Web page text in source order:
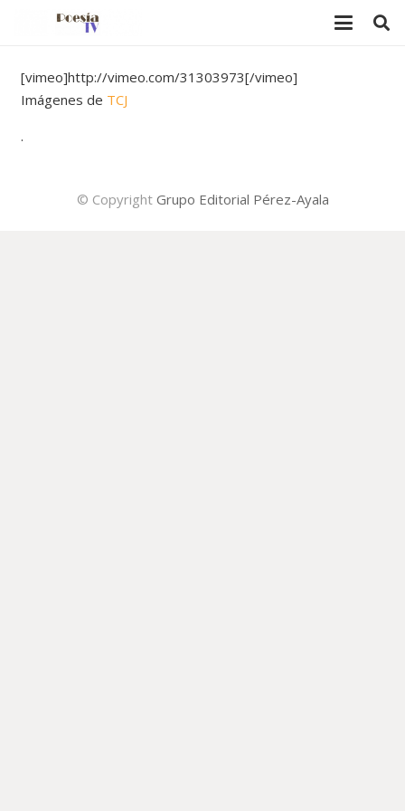
[vimeo]http://vimeo.com/31303973[/vimeo]
Imágenes de TCJ
.
© Copyright Grupo Editorial Pérez-Ayala